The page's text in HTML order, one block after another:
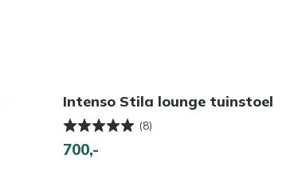
Intenso Stila lounge tuinstoel
(8)
700,-